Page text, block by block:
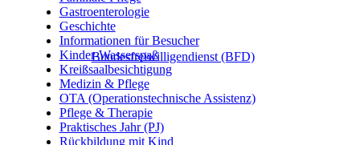
Bundesfreiwilligendienst (BFD)
Gastroenterologie
Geschichte
Informationen für Besucher
Kinder-Wasserspaß
Kreißsaalbesichtigung
Medizin & Pflege
OTA (Operationstechnische Assistenz)
Pflege & Therapie
Praktisches Jahr (PJ)
Rückbildung mit Kind